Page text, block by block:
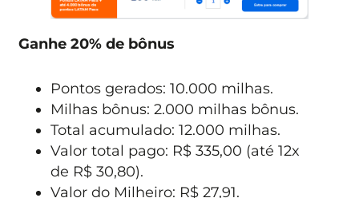
Ganhe 20% de bônus
Pontos gerados: 10.000 milhas.
Milhas bônus: 2.000 milhas bônus.
Total acumulado: 12.000 milhas.
Valor total pago: R$ 335,00 (até 12x
de R$ 30,80).
Valor do Milheiro: R$ 27,91.